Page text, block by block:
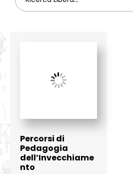
Percorsi di
Pedagogia
dell’Invecchiame
nto